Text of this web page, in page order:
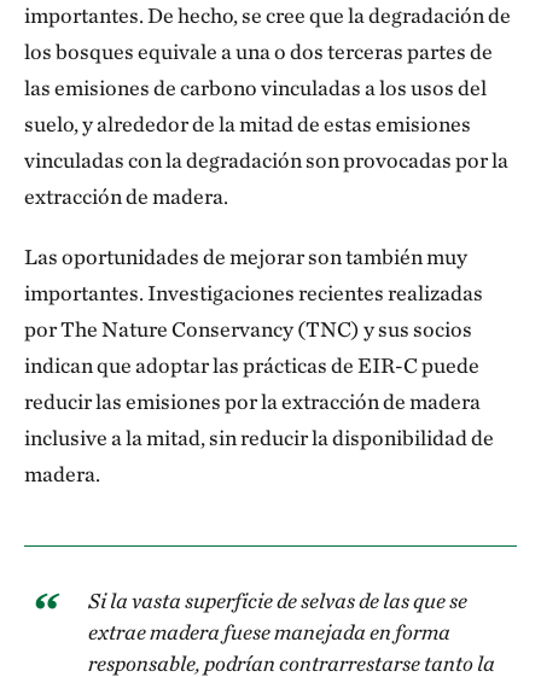
importantes. De hecho, se cree que la degradación de
los bosques equivale a una o dos terceras partes de
las emisiones de carbono vinculadas a los usos del
suelo, y alrededor de la mitad de estas emisiones
vinculadas con la degradación son provocadas por la
extracción de madera.
Las oportunidades de mejorar son también muy
importantes. Investigaciones recientes realizadas
por The Nature Conservancy (TNC) y sus socios
indican que adoptar las prácticas de EIR-C puede
reducir las emisiones por la extracción de madera
inclusive a la mitad, sin reducir la disponibilidad de
madera.
Si la vasta superficie de selvas de las que se
extrae madera fuese manejada en forma
responsable, podrían contrarrestarse tanto la